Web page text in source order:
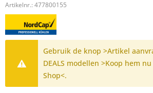
Artikelnr.: 477800155
Gebruik de knop >Artikel
DEALS modellen >Koop hem nu
Shop<.